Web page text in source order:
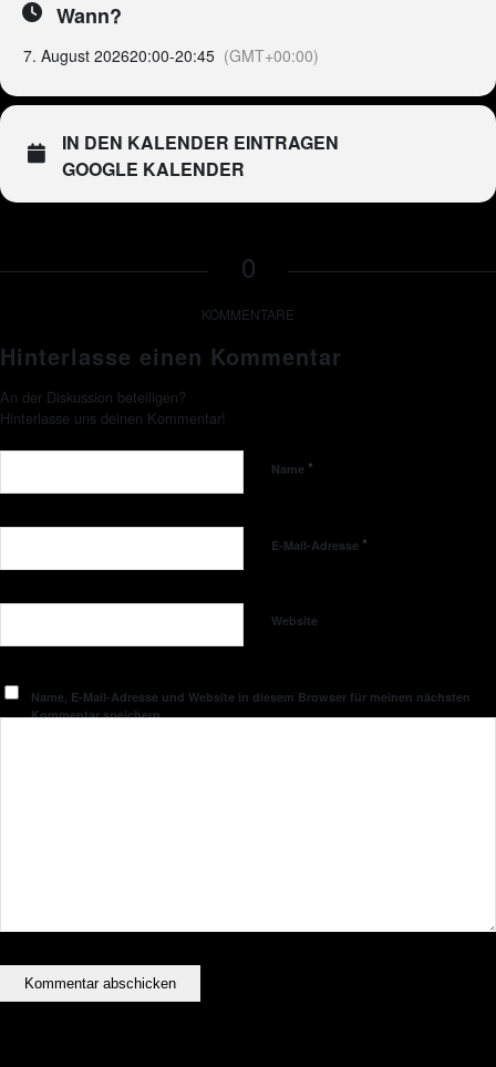
Wann?
7. August 202620:00-20:45 (GMT+00:00)
IN DEN KALENDER EINTRAGEN
GOOGLE KALENDER
0
KOMMENTARE
Hinterlasse einen Kommentar
An der Diskussion beteiligen?
Hinterlasse uns deinen Kommentar!
Name *
E-Mail-Adresse *
Website
Name, E-Mail-Adresse und Website in diesem Browser für meinen nächsten
Kommentar speichern.